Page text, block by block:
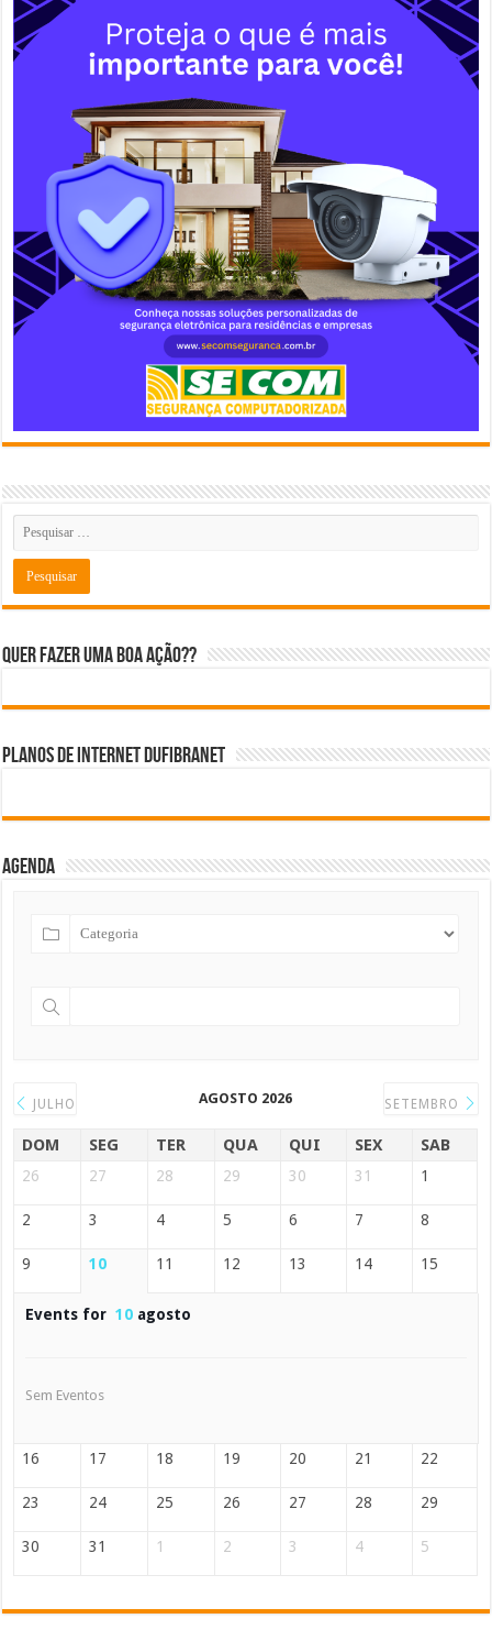
Quer fazer uma boa ação??
Planos de internet DUFIBRANET
Agenda
JULHO AGOSTO 2026 SETEMBRO
DOM SEG TER QUA QUI SEX SAB
26 27 28 29 30 31 1
2 3 4 5 6 7 8
9 10 11 12 13 14 15
Events for 10 agosto
Sem Eventos
16 17 18 19 20 21 22
23 24 25 26 27 28 29
30 31 1 2 3 4 5